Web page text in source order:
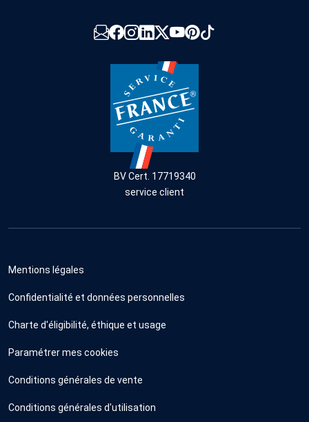
BV Cert. 17719340
service client
Mentions légales
Confidentialité et données personnelles
Charte d'éligibilité, éthique et usage
Paramétrer mes cookies
Conditions générales de vente
Conditions générales d'utilisation